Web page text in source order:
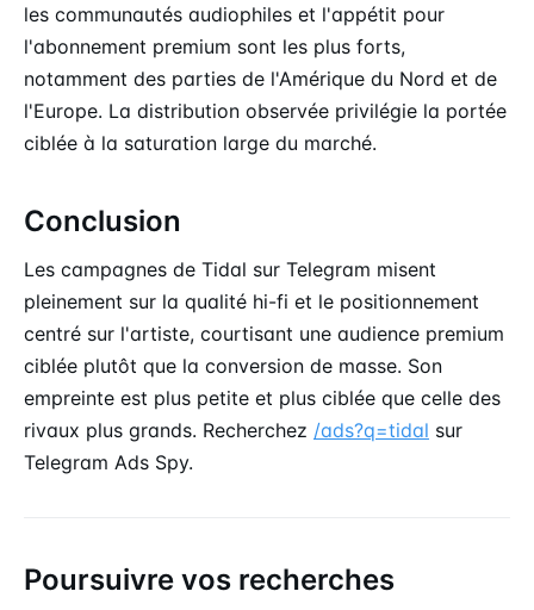
les communautés audiophiles et l'appétit pour
l'abonnement premium sont les plus forts,
notamment des parties de l'Amérique du Nord et de
l'Europe. La distribution observée privilégie la portée
ciblée à la saturation large du marché.
Conclusion
Les campagnes de Tidal sur Telegram misent
pleinement sur la qualité hi-fi et le positionnement
centré sur l'artiste, courtisant une audience premium
ciblée plutôt que la conversion de masse. Son
empreinte est plus petite et plus ciblée que celle des
rivaux plus grands. Recherchez /ads?q=tidal sur
Telegram Ads Spy.
Poursuivre vos recherches